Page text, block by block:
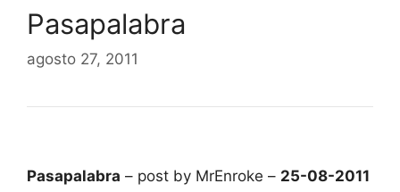
Pasapalabra
agosto 27, 2011
Pasapalabra – post by MrEnroke – 25-08-2011